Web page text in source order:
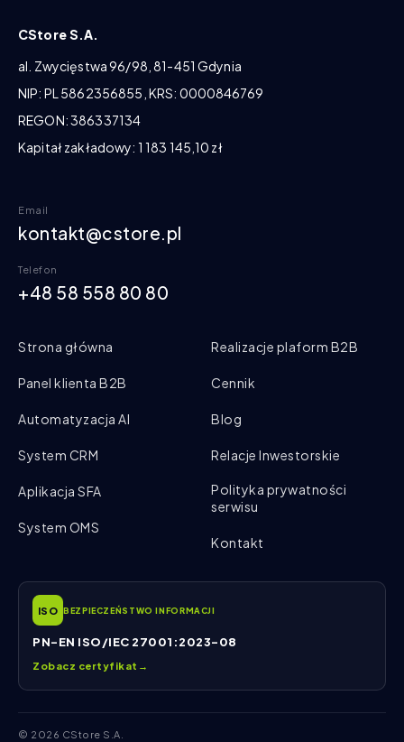
CStore S.A.
al. Zwycięstwa 96/98, 81-451 Gdynia
NIP: PL 5862356855, KRS: 0000846769
REGON: 386337134
Kapitał zakładowy: 1 183 145,10 zł
Email
kontakt@cstore.pl
Telefon
+48 58 558 80 80
Strona główna
Panel klienta B2B
Automatyzacja AI
System CRM
Aplikacja SFA
System OMS
Realizacje plaform B2B
Cennik
Blog
Relacje Inwestorskie
Polityka prywatności
serwisu
Kontakt
ISO BEZPIECZEŃSTWO INFORMACJI
PN-EN ISO/IEC 27001:2023-08
Zobacz certyfikat →
© 2026 CStore S.A.